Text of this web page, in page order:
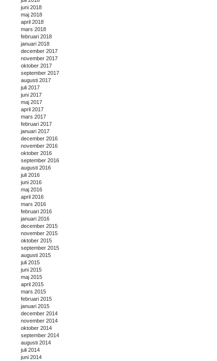
juni 2018
maj 2018
april 2018
mars 2018
februari 2018
januari 2018
december 2017
november 2017
oktober 2017
september 2017
augusti 2017
juli 2017
juni 2017
maj 2017
april 2017
mars 2017
februari 2017
januari 2017
december 2016
november 2016
oktober 2016
september 2016
augusti 2016
juli 2016
juni 2016
maj 2016
april 2016
mars 2016
februari 2016
januari 2016
december 2015
november 2015
oktober 2015
september 2015
augusti 2015
juli 2015
juni 2015
maj 2015
april 2015
mars 2015
februari 2015
januari 2015
december 2014
november 2014
oktober 2014
september 2014
augusti 2014
juli 2014
juni 2014